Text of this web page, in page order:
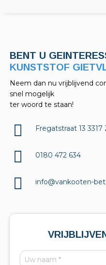
BENT U
Neem dan nu vrijblijvend
snel mogelijk
ter woord te staan!
Fregatstraat 13
0180 472 634
info@vankooten-